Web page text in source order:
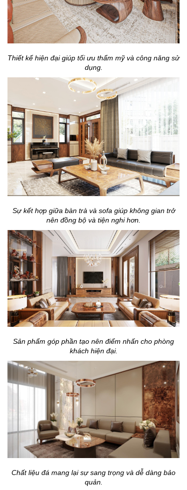
Thiết kế hiện đại giúp tối ưu thẩm mỹ và công năng sử
dụng.
Sự kết hợp giữa bàn trà và sofa giúp không gian trở
nên đồng bộ và tiện nghi hơn.
Sản phẩm góp phần tạo nên điểm nhấn cho phòng
khách hiện đại.
Chất liệu đá mang lại sự sang trọng và dễ dàng bảo
quản.